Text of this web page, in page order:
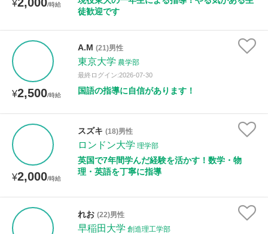
¥ /時給
徒歓迎です
¥2,500/時給
A.M (21)男性
東京大学 農学部
最終ログイン:2026-07-30
国語の指導に自信があります！
¥2,000/時給
スズキ (18)男性
ロンドン大学 理学部
英国で7年間学んだ経験を活かす！数学・物
理・英語を丁寧に指導
れお (22)男性
早稲田大学 創造理工学部